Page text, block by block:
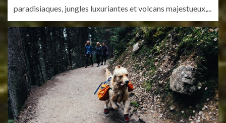
paradisiaques, jungles luxuriantes et volcans majestueux,...